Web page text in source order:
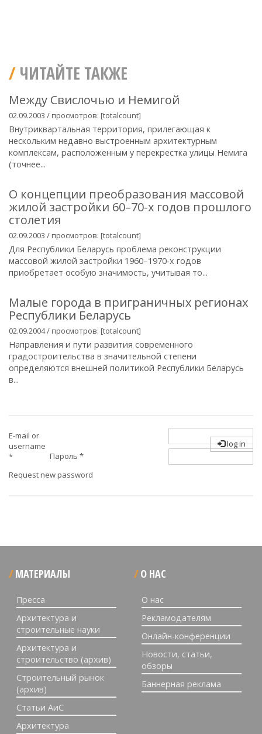
ЧИТАЙТЕ ТАКЖЕ
Между Свислочью и Немигой
02.09.2003 / просмотров: [totalcount]
Внутриквартальная территория, прилегающая к
нескольким недавно выстроенным архитектурным
комплексам, расположенным у перекрестка улицы Немига
(точнее...
О концепции преобразования массовой
жилой застройки 60–70-х годов прошлого
столетия
02.09.2003 / просмотров: [totalcount]
Для Республики Беларусь проблема реконструкции
массовой жилой застройки 1960–1970-х годов
приобретает особую значимость, учитывая то...
Малые города в приграничных регионах
Республики Беларусь
02.09.2004 / просмотров: [totalcount]
Направления и пути развития современного
градостроительства в значительной степени
определяются внешней политикой Республики Беларусь
в...
E-mail or
username
*
Пароль *
Request new password
log in
МАТЕРИАЛЫ
Пресса
Архитектура и
строительные науки
Архитектура и
строительство (архив)
Строительный рынок
(архив)
Статьи АиС
Архитектура
О НАС
О нас
Рекламодателям
Онлайн-конференции
Новости, статьи,
обзоры
Баннерная реклама